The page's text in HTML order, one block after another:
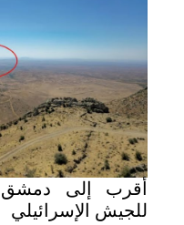
أقرب إلى دمشق:
للجيش الإسرائيلي